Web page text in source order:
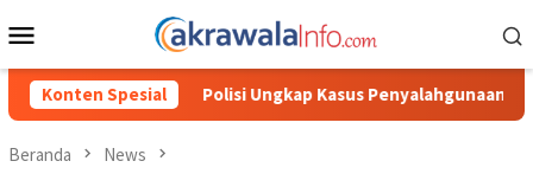
ke
Mobile
Konten Spesial
Ungkap Kasus Penyalahgunaan BBM Solar Subsidi, Kasat
Beranda News